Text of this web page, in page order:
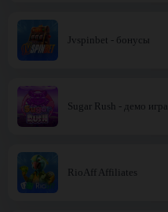
Jvspinbet - бонусы
Sugar Rush - демо игра
RioAff Affiliates